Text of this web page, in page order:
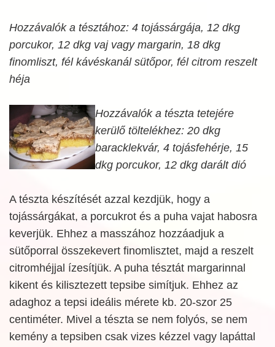
Hozzávalók a tésztához: 4 tojássárgája, 12 dkg
porcukor, 12 dkg vaj vagy margarin, 18 dkg
finomliszt, fél kávéskanál sütőpor, fél citrom reszelt
héja
Hozzávalók a tészta tetejére
kerülő töltelékhez: 20 dkg
baracklekvár, 4 tojásfehérje, 15
dkg porcukor, 12 dkg darált dió
A tészta készítését azzal kezdjük, hogy a
tojássárgákat, a porcukrot és a puha vajat habosra
keverjük. Ehhez a masszához hozzáadjuk a
sütőporral összekevert finomlisztet, majd a reszelt
citromhéjjal ízesítjük. A puha tésztát margarinnal
kikent és kilisztezett tepsibe simítjuk. Ehhez az
adaghoz a tepsi ideális mérete kb. 20-szor 25
centiméter. Mivel a tészta se nem folyós, se nem
kemény a tepsiben csak vizes kézzel vagy lapáttal